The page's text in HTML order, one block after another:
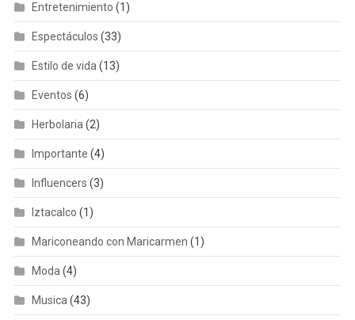
Entretenimiento (1)
Espectáculos (33)
Estilo de vida (13)
Eventos (6)
Herbolaria (2)
Importante (4)
Influencers (3)
Iztacalco (1)
Mariconeando con Maricarmen (1)
Moda (4)
Musica (43)